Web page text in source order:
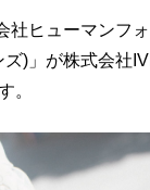
ヒューマンフ
)」が株式会社
。